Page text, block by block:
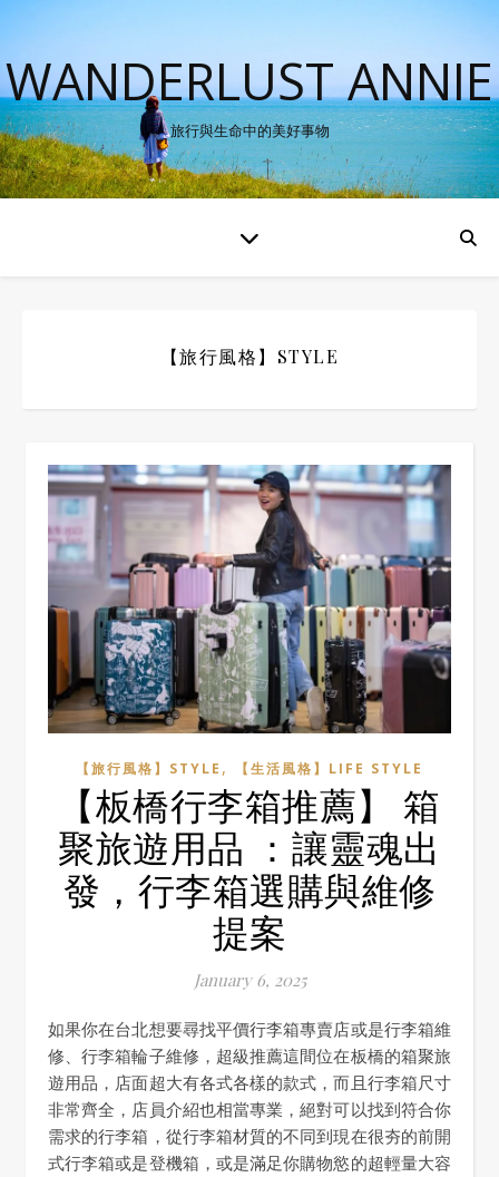
WANDERLUST ANNIE
旅行與生命中的美好事物
【旅行風格】STYLE
【旅行風格】STYLE , 【生活風格】LIFE STYLE
【板橋行李箱推薦】 箱
聚旅遊用品 ：讓靈魂出
發，行李箱選購與維修
提案
January 6, 2025
如果你在台北想要尋找平價行李箱專賣店或是行李箱維
修、行李箱輪子維修，超級推薦這間位在板橋的箱聚旅
遊用品，店面超大有各式各樣的款式，而且行李箱尺寸
非常齊全，店員介紹也相當專業，絕對可以找到符合你
需求的行李箱，從行李箱材質的不同到現在很夯的前開
式行李箱或是登機箱，或是滿足你購物慾的超輕量大容